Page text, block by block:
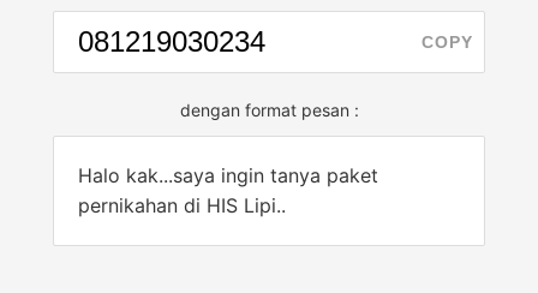
COPY
dengan format pesan :
Halo kak...saya ingin tanya paket
pernikahan di HIS Lipi..